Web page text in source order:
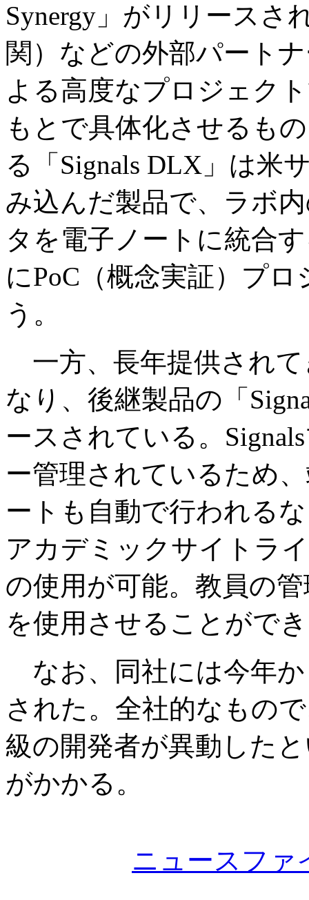
Synergy」がリリースさ
関）などの外部パート
よる高度なプロジェク
もとで具体化させるも
る「Signals DLX」は米
み込んだ製品で、ラボ
タを電子ノートに統合
にPoC（概念実証）プ
う。
一方、長年提供されて
なり、後継製品の「
ースされている。
ー管理されているため
ートも自動で行われる
アカデミックサイトラ
の使用が可能。教員の
を使用させることがで
なお、同社には今年
された。全社的なもの
級の開発者が異動した
がかかる。
ニュースファ